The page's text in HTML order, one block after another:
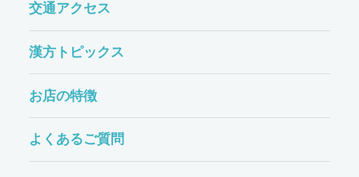
交通アクセス
漢方トピックス
お店の特徴
よくあるご質問